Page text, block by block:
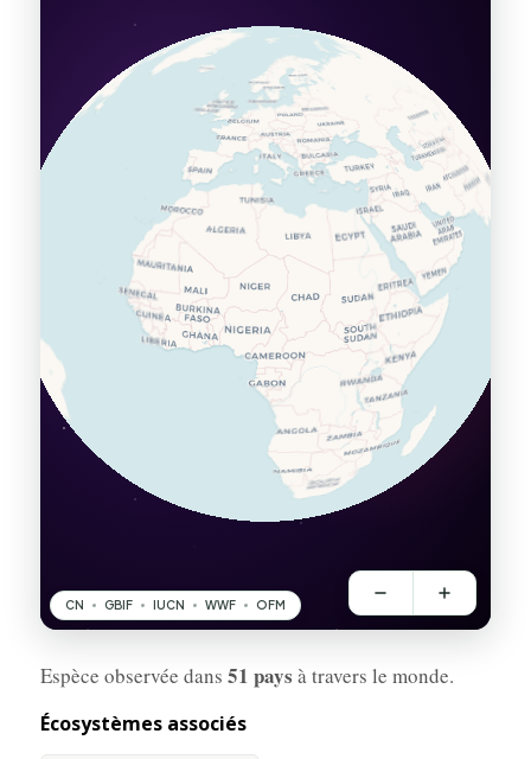
Espèce observée dans 51 pays à travers le monde.
Écosystèmes associés